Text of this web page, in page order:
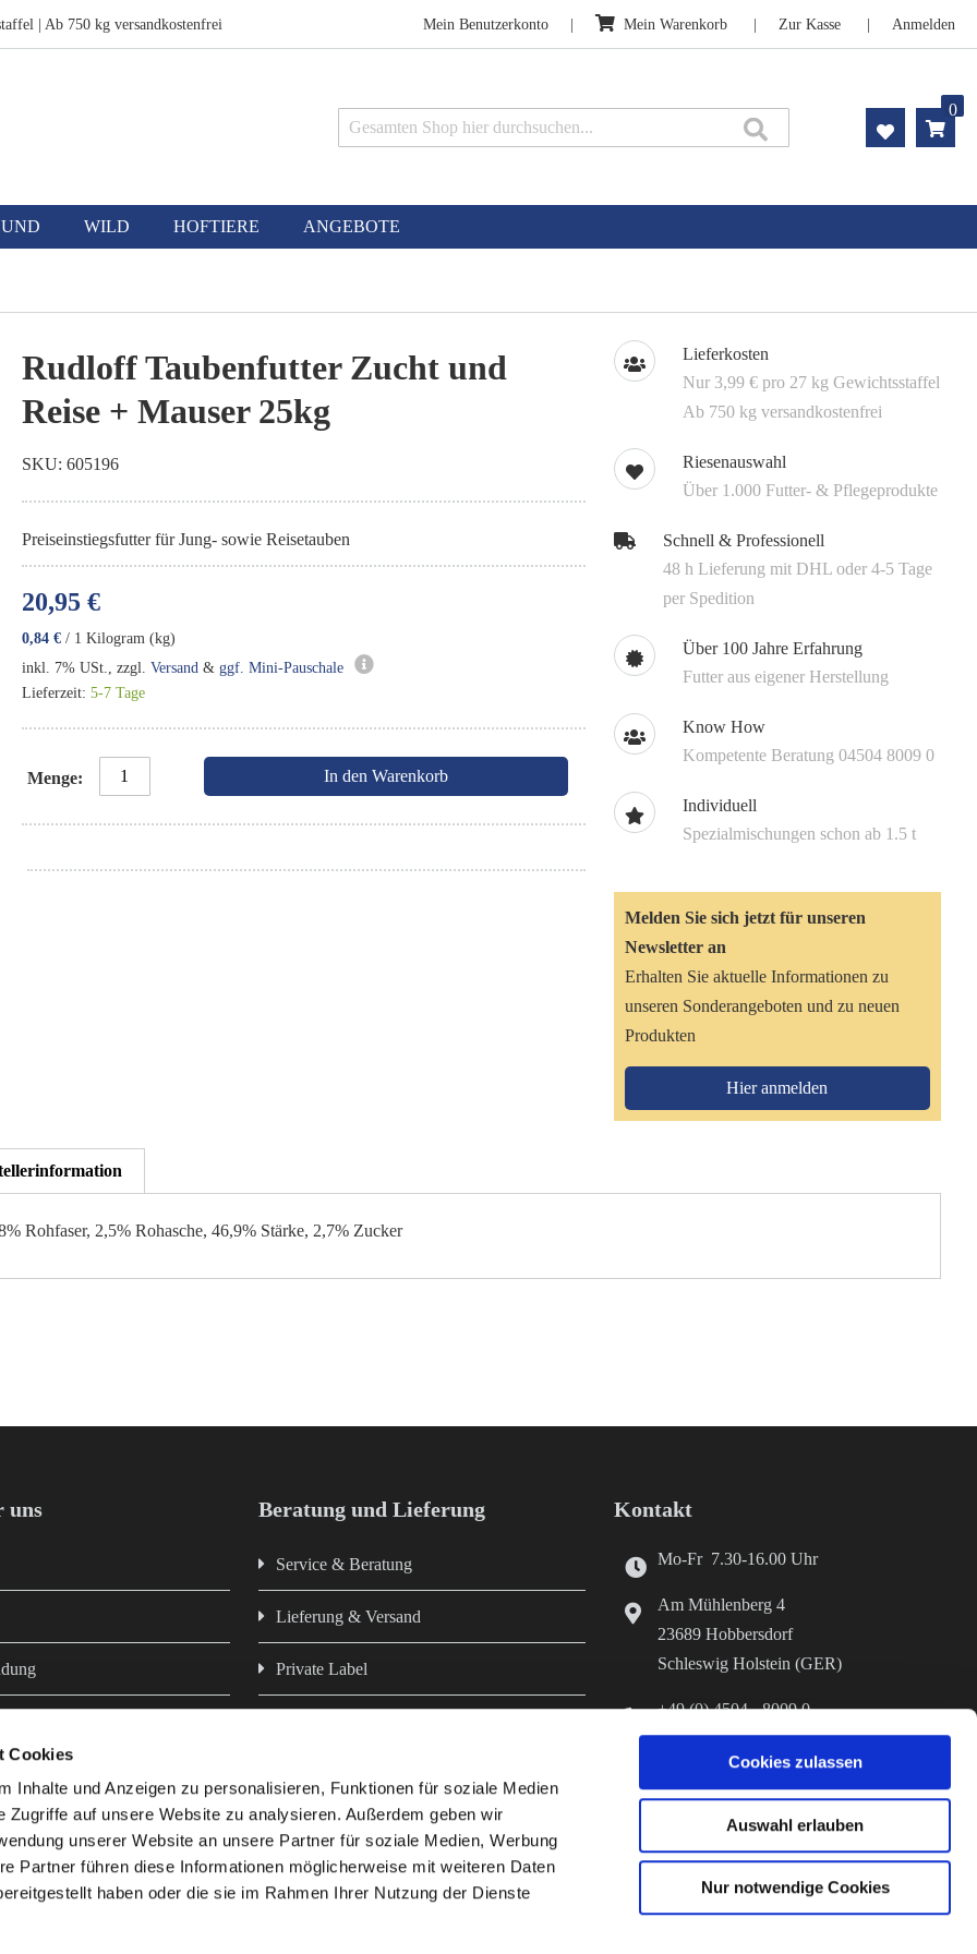
Cookies
Inhalte und Anzeigen zu personalisieren, Funktionen für soziale Medien
Zugriffe auf unsere Website zu analysieren. Außerdem geben wir
unserer Website an unsere Partner für soziale Medien, Werbung
Partner führen diese Informationen möglicherweise mit weiteren Daten
haben oder die sie im Rahmen Ihrer Nutzung der Dienste
Cookies zulassen
Auswahl erlauben
Nur notwendige Cookies
Mein Benutzerkonto Anmelden
| Ab 750 kg versandkostenfrei Mein Warenkorb Zur Kasse
0
WILD HOFTIERE ANGEBOTE
Rudloff Taubenfutter Zucht und
Reise + Mauser 25kg
20,95 €
0,84 € / 1 Kilogram (kg)
inkl. 7% USt., zzgl. Versand& ggf. Mini-Pauschale
Lieferzeit: 5-7 Tage
Menge In den Warenkorb
Preiseinstiegsfutter für Jung- sowie Reisetauben
SKU 605196
Lieferkosten
Nur 3,99 € pro 27 kg Gewichtsstaffel
Ab 750 kg versandkostenfrei
Riesenauswahl
Über 1.000 Futter- & Pflegeprodukte
Schnell & Professionell
48 h Lieferung mit DHL oder 4-5 Tage
per Spedition
Über 100 Jahre Erfahrung
Futter aus eigener Herstellung
Know How
Kompetente Beratung 04504 8009 0
Individuell
Spezialmischungen schon ab 1.5 t
Melden Sie sich jetzt für unseren
Newsletter an
Erhalten Sie aktuelle Informationen zu
unseren Sonderangeboten und zu neuen
Produkten
Hier anmelden
Rohfaser, 2,5% Rohasche, 46,9% Stärke, 2,7% Zucker
uns Beratung und Lieferung
Service & Beratung
Lieferung & Versand
Private Label
Kontakt
Mo-Fr 7.30-16.00 Uhr
Am Mühlenberg 4
23689 Hobbersdorf
Schleswig Holstein (GER)
+49 (0) 4504 - 8009 0
+49 (0) 4504 - 8009 70
info@diefutterkammer.de
www.stroeh-hobbersdorf.de